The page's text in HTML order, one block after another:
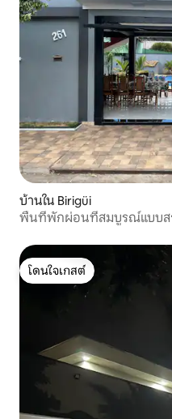
บ้านใน Birigüi
พื้นที่พักผ่อนที่สมบูรณ์แบบสร
โดนใจเกสต์
โดนใจเกสต์